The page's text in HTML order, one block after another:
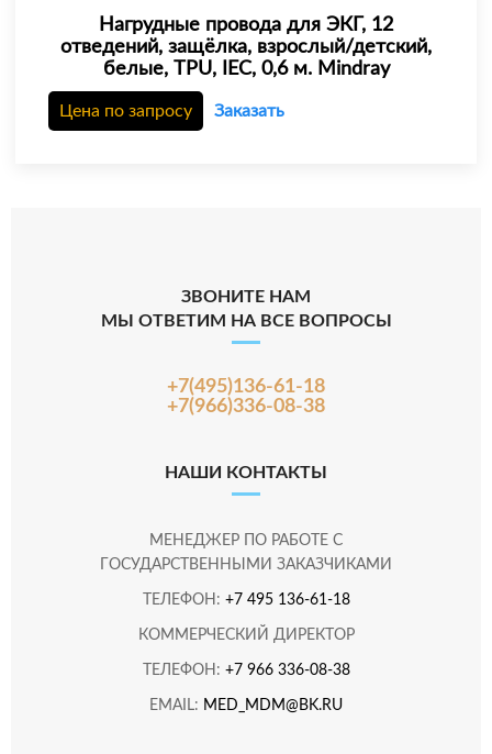
Нагрудные провода для ЭКГ, 12
отведений, защёлка, взрослый/детский,
белые, TPU, IEC, 0,6 м. Mindray
Цена по запросу Заказать
ЗВОНИТЕ НАМ
МЫ ОТВЕТИМ НА ВСЕ ВОПРОСЫ
+7(495)136-61-18
+7(966)336-08-38
НАШИ КОНТАКТЫ
МЕНЕДЖЕР ПО РАБОТЕ С
ГОСУДАРСТВЕННЫМИ ЗАКАЗЧИКАМИ
ТЕЛЕФОН: +7 495 136-61-18
КОММЕРЧЕСКИЙ ДИРЕКТОР
ТЕЛЕФОН: +7 966 336-08-38
EMAIL: MED_MDM@BK.RU